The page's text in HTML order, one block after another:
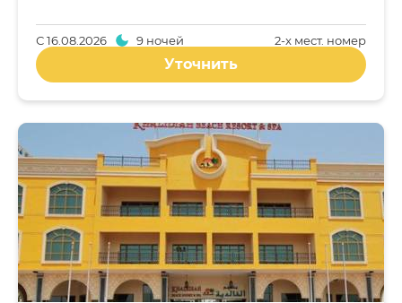
2-x мест. номер
С16.08.2026 9 ночей
Уточнить